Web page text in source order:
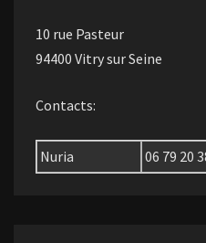
10 rue Pasteur
94400 Vitry sur Seine
Contacts:
Nuria 06 79 20